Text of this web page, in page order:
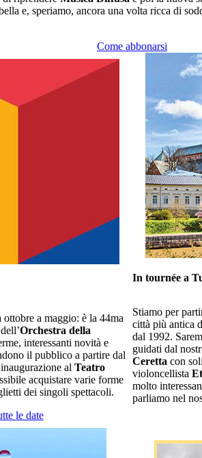
e, speriamo, ancora una volta ricca di
Come abbonarsi
a maggio: è la 44ma
Orchestra della
interessanti novità e
il pubblico a partire dal
al Teatro
acquistare varie forme
dei singoli spettacoli.
le date
In tournée a
Stiamo per
città più antica
dal 1992.
guidati dal
Ceretta con
violoncellista
molto
parliamo nel